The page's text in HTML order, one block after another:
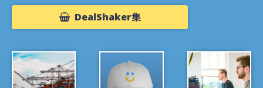
DealShaker集